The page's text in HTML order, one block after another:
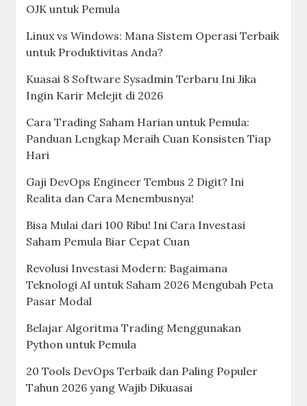
OJK untuk Pemula
Linux vs Windows: Mana Sistem Operasi Terbaik
untuk Produktivitas Anda?
Kuasai 8 Software Sysadmin Terbaru Ini Jika
Ingin Karir Melejit di 2026
Cara Trading Saham Harian untuk Pemula:
Panduan Lengkap Meraih Cuan Konsisten Tiap
Hari
Gaji DevOps Engineer Tembus 2 Digit? Ini
Realita dan Cara Menembusnya!
Bisa Mulai dari 100 Ribu! Ini Cara Investasi
Saham Pemula Biar Cepat Cuan
Revolusi Investasi Modern: Bagaimana
Teknologi AI untuk Saham 2026 Mengubah Peta
Pasar Modal
Belajar Algoritma Trading Menggunakan
Python untuk Pemula
20 Tools DevOps Terbaik dan Paling Populer
Tahun 2026 yang Wajib Dikuasai